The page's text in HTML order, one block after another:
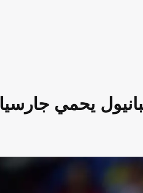
يحمي جارسيا